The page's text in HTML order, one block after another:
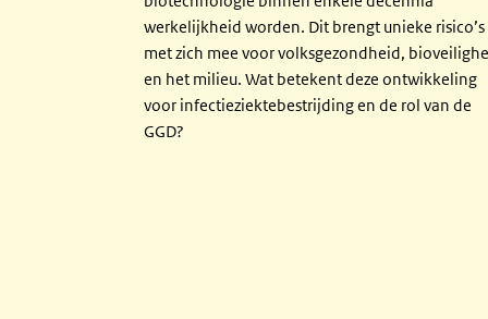
werkelijkheid worden. Dit brengt unieke risico’s
met zich mee voor volksgezondheid,
en het milieu. Wat betekent deze ontwikkeling
voor infectieziektebestrijding en de rol van de
GGD?